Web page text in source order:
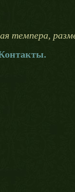
темпера,